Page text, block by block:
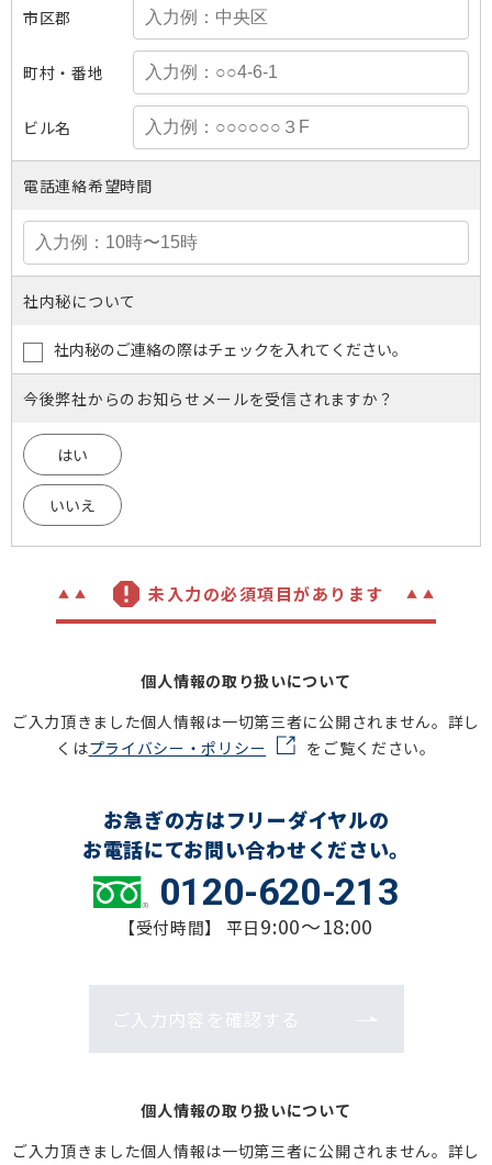
市区郡
町村・番地
ビル名
電話連絡希望時間
社内秘について
社内秘のご連絡の際はチェックを入れてください。
今後弊社からのお知らせメールを受信されますか？
はい
いいえ
未入力の必須項目があります
個人情報の取り扱いについて
ご入力頂きました個人情報は一切第三者に公開されません。詳し
くはプライバシー・ポリシー をご覧ください。
お急ぎの方はフリーダイヤルの
お電話にてお問い合わせください。
0120-620-213
【受付時間】 平日9:00～18:00
ご入力内容を確認する
個人情報の取り扱いについて
ご入力頂きました個人情報は一切第三者に公開されません。詳し